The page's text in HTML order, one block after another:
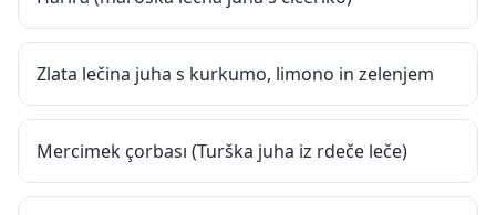
Zlata lečina juha s kurkumo, limono in zelenjem
Mercimek çorbası (Turška juha iz rdeče leče)